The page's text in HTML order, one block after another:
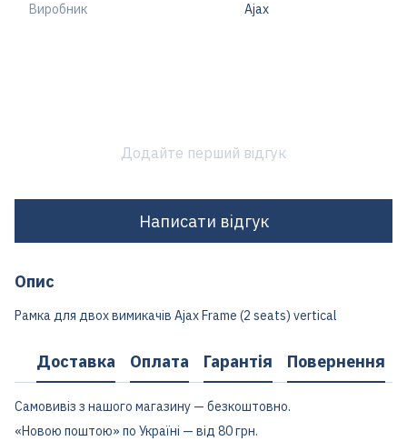
Виробник Ajax
Додайте перший відгук
Написати відгук
Опис
Рамка для двох вимикачів Ajax Frame (2 seats) vertical
Доставка Оплата Гарантія Повернення
Самовивіз з нашого магазину — безкоштовно.
«Новою поштою» по Україні — від 80 грн.